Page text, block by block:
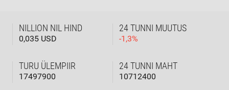
NILLION NIL HIND
0,035 USD
24 TUNNI MUUTUS
-1,3%
TURU ÜLEMPIIR
17497900
24 TUNNI MAHT
10712400